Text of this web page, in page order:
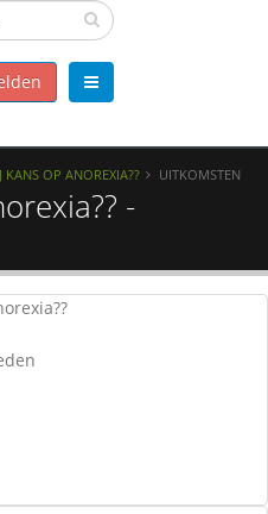
KANS OP ANOREXIA?? UITKOMSTEN
-